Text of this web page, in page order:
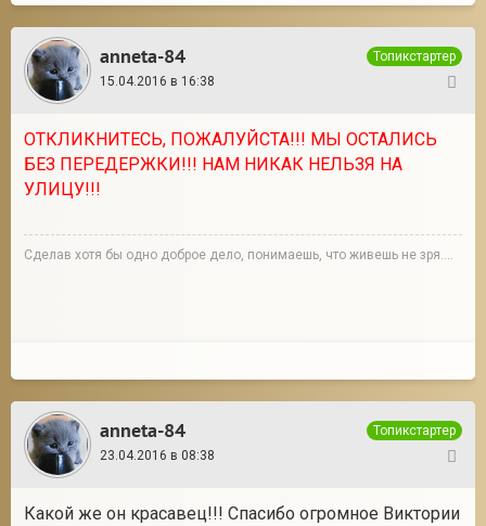
anneta-84
Топикстартер
15.04.2016 в 16:38
ОТКЛИКНИТЕСЬ, ПОЖАЛУЙСТА!!! МЫ ОСТАЛИСЬ
БЕЗ ПЕРЕДЕРЖКИ!!! НАМ НИКАК НЕЛЬЗЯ НА
УЛИЦУ!!!
Сделав хотя бы одно доброе дело, понимаешь, что живешь не зря....
anneta-84
Топикстартер
23.04.2016 в 08:38
Какой же он красавец!!! Спасибо огромное Виктории